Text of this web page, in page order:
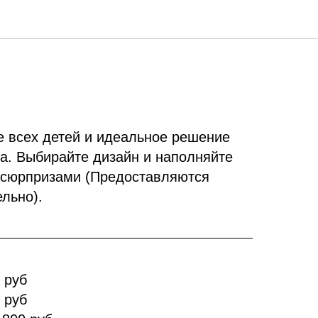
всех детей и идеальное решение
Выбирайте дизайн и наполняйте
(Предоставляются
руб
руб